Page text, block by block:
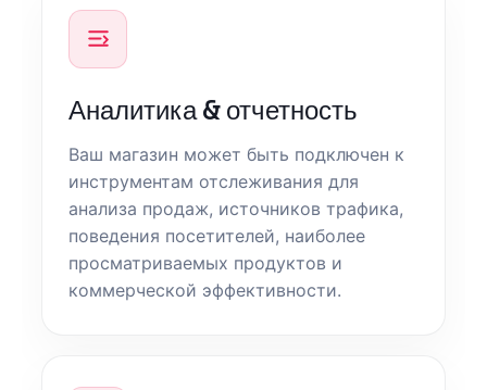
Аналитика & отчетность
Ваш магазин может быть подключен к
инструментам отслеживания для
анализа продаж, источников трафика,
поведения посетителей, наиболее
просматриваемых продуктов и
коммерческой эффективности.